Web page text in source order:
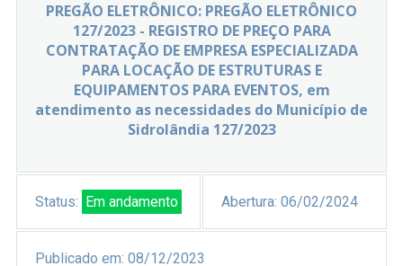
PREGÃO ELETRÔNICO: PREGÃO ELETRÔNICO
127/2023 - REGISTRO DE PREÇO PARA
CONTRATAÇÃO DE EMPRESA ESPECIALIZADA
PARA LOCAÇÃO DE ESTRUTURAS E
EQUIPAMENTOS PARA EVENTOS, em
atendimento as necessidades do Município de
Sidrolândia 127/2023
Status: Em andamento Abertura: 06/02/2024
Publicado em: 08/12/2023